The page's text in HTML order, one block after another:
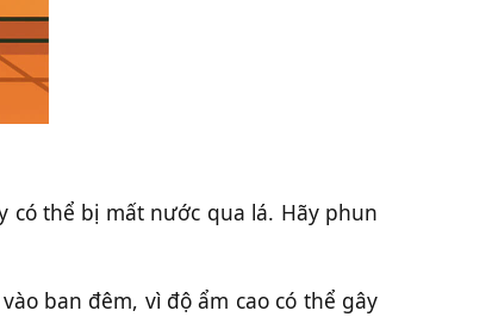
có thể bị mất nước qua lá. Hãy phun
ban đêm, vì độ ẩm cao có thể gây